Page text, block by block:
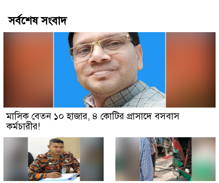
সর্বশেষ সংবাদ
মাসিক বেতন ১০ হাজার, ৪ কোটির প্রাসাদে বসবাস
কর্মচারীর!